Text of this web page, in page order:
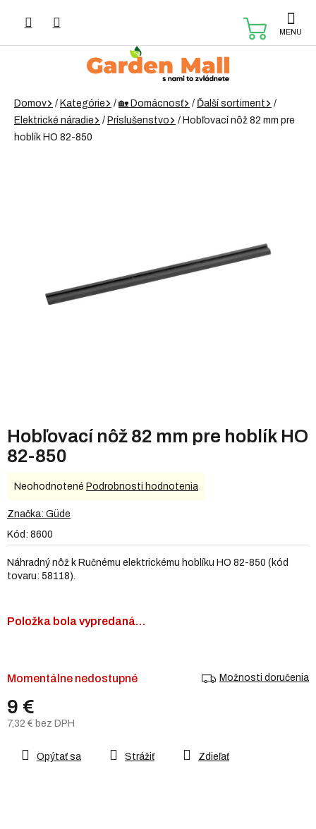
Domov / Kategórie / 🏡 Domácnosť / Ďalší sortiment
/
Elektrické náradie
/ Príslušenstvo / Hobľovací nôž 82 mm pre
hoblík HO 82-850
Hobľovací nôž 82 mm pre hoblík HO
82-850
Kód: 8600
9 €
7,32 € bez DPH
cena:
Momentálne nedostupné Možnosti doručenia
Položka bola vypredaná…
Náhradný nôž k Ručnému elektrickému hoblíku HO 82-850 (kód
tovaru: 58118).
Opýtať sa Strážiť Zdieľať
Priemerné
produktu
0,0
5
hviezdičiek.
Neohodnotené Podrobnosti hodnotenia
Značka: Güde